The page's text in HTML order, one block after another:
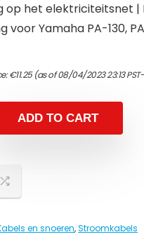
op het elektriciteitsnet
voor Yamaha PA-130,
€11.25(as of 08/04/2023 23:13 PST-
ADD TO CART
en snoeren,Stroomkabels